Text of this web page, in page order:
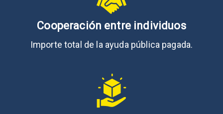
Cooperación entre individuos
Importe total de la ayuda pública pagada.